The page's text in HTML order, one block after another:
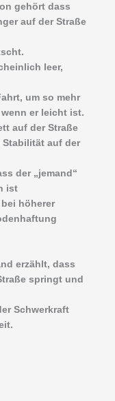
gehört dass
auf der Straße
leer,
um so mehr
er leicht ist.
auf der Straße
auf der
der „jemand“
ist
höherer
erzählt, dass
springt und
Schwerkraft